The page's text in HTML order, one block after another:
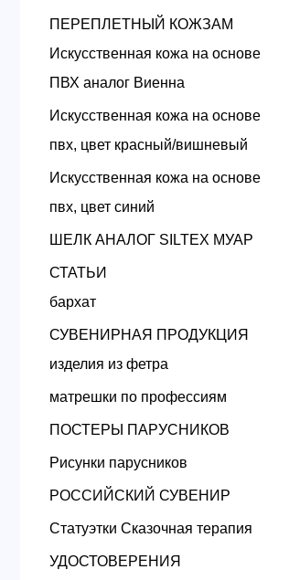
ПЕРЕПЛЕТНЫЙ КОЖЗАМ
Искусственная кожа на основе
ПВХ аналог Виенна
Искусственная кожа на основе
пвх, цвет красный/вишневый
Искусственная кожа на основе
пвх, цвет синий
ШЕЛК АНАЛОГ SILTEX МУАР
СТАТЬИ
бархат
СУВЕНИРНАЯ ПРОДУКЦИЯ
изделия из фетра
матрешки по профессиям
ПОСТЕРЫ ПАРУСНИКОВ
Рисунки парусников
РОССИЙСКИЙ СУВЕНИР
Статуэтки Сказочная терапия
УДОСТОВЕРЕНИЯ